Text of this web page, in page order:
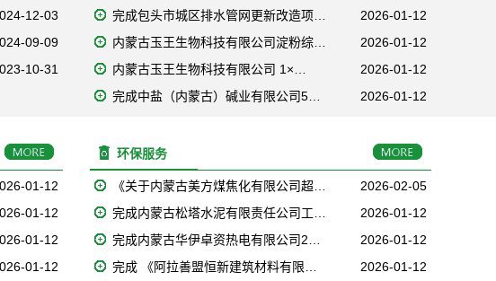
12-03
09-09
10-31
2026-01-12
完成包头市城区排水管网更新改造项…
2026-01-12
内蒙古玉王生物科技有限公司淀粉综…
2026-01-12
内蒙古玉王生物科技有限公司 1×…
2026-01-12
完成中盐（内蒙古）碱业有限公司5…
01-12
01-12
01-12
01-12
环保服务
2026-02-05
《关于内蒙古美方煤焦化有限公司超…
2026-01-12
完成内蒙古松塔水泥有限责任公司工…
2026-01-12
完成内蒙古华伊卓资热电有限公司2…
2026-01-12
完成 《阿拉善盟恒新建筑材料有限…